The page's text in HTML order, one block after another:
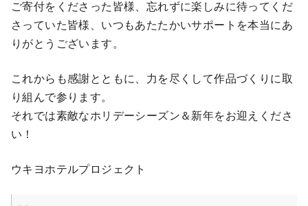
ご寄付をくださった皆様、忘れずに楽しみに待ってくだ
さっていた皆様、いつもあたたかいサポートを本当にあ
りがとうございます。
これからも感謝とともに、力を尽くして作品づくりに取
り組んで参ります。
それでは素敵なホリデーシーズン＆新年をお迎えくださ
い！
ウキヨホテルプロジェクト